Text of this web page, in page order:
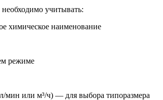
учитывать:
химическое наименование
режиме
мин или м³/ч) — для выбора типоразмера